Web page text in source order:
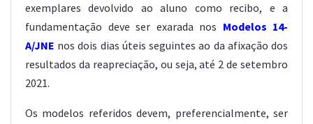
exemplares devolvido ao aluno como recibo, e a
fundamentação deve ser exarada nos Modelos 14-
A/JNE nos dois dias úteis seguintes ao da afixação dos
resultados da reapreciação, ou seja, até 2 de setembro
2021.
Os modelos referidos devem, preferencialmente, ser